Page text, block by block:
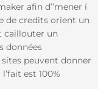
afin d’’mener í
de credits orient un
caillouter un
données
peuvent donner
est 100%